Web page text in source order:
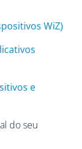
WiZ)
e
do seu